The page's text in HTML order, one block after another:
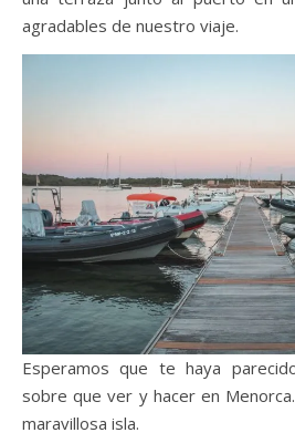
agradables de nuestro viaje.
Esperamos que te haya
sobre que ver y hacer en
maravillosa isla.